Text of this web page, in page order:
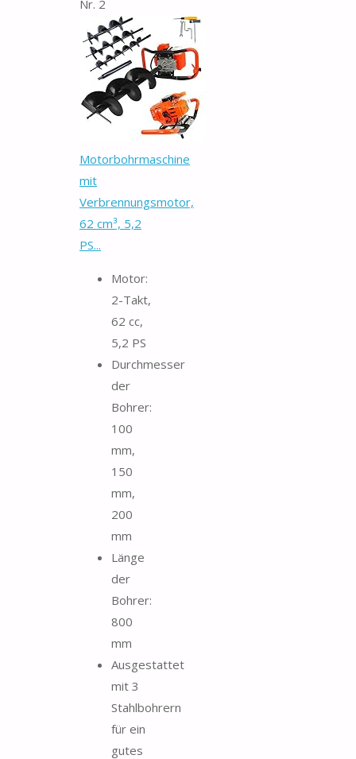
Nr. 2
Motorbohrmaschine
mit
Verbrennungsmotor,
62 cm³, 5,2
PS...
Motor:
2-Takt,
62 cc,
5,2 PS
Durchmesser
der
Bohrer:
100
mm,
150
mm,
200
mm
Länge
der
Bohrer:
800
mm
Ausgestattet
mit 3
Stahlbohrern
für ein
gutes